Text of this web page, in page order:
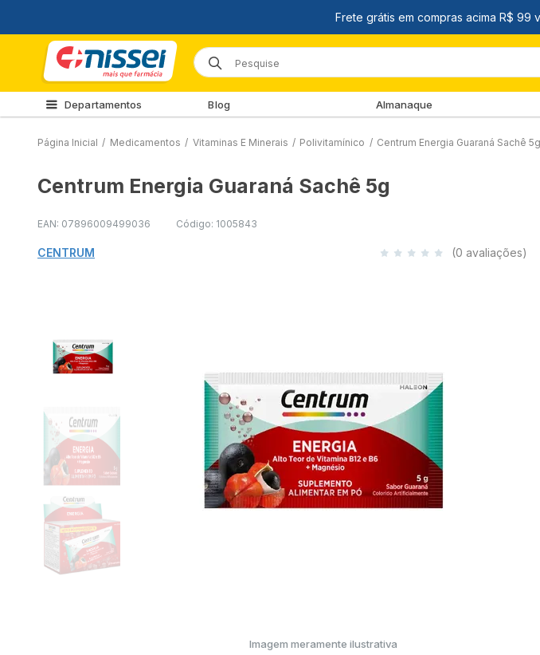
Departamentos Blog Almanaque
Página Inicial / Medicamentos / Vitaminas E Minerais / Polivitamínico / Centrum Energia Guaraná Sachê 5g
Centrum Energia Guaraná Sachê 5g
EAN: 07896009499036 Código: 1005843
CENTRUM (0 avaliações)
Imagem meramente ilustrativa